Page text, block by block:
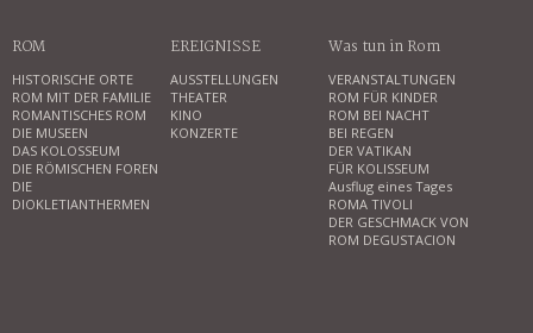
ROM
HISTORISCHE ORTE
ROM MIT DER FAMILIE
ROMANTISCHES ROM
DIE MUSEEN
DAS KOLOSSEUM
DIE RÖMISCHEN FOREN
DIE
DIOKLETIANTHERMEN
EREIGNISSE
AUSSTELLUNGEN
THEATER
KINO
KONZERTE
Was tun in Rom
VERANSTALTUNGEN
ROM FÜR KINDER
ROM BEI NACHT
BEI REGEN
DER VATIKAN
FÜR KOLISSEUM
Ausflug eines Tages
ROMA TIVOLI
DER GESCHMACK VON
ROM DEGUSTACION